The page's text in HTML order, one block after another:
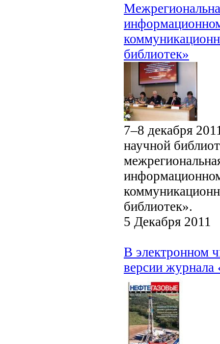
библиотек»
7–8 декабря
научной
библиотек».
5 Декабря 2011
В электронном
версии журнала